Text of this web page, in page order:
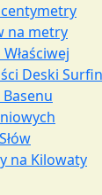
na metry
Deski
na Kilowaty